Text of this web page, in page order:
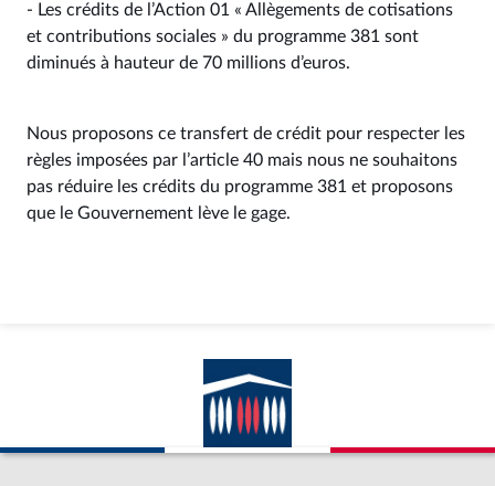
- Les crédits de l’Action 01 « Allègements de cotisations
et contributions sociales » du programme 381 sont
diminués à hauteur de 70 millions d’euros.
Nous proposons ce transfert de crédit pour respecter les
règles imposées par l’article 40 mais nous ne souhaitons
pas réduire les crédits du programme 381 et proposons
que le Gouvernement lève le gage.